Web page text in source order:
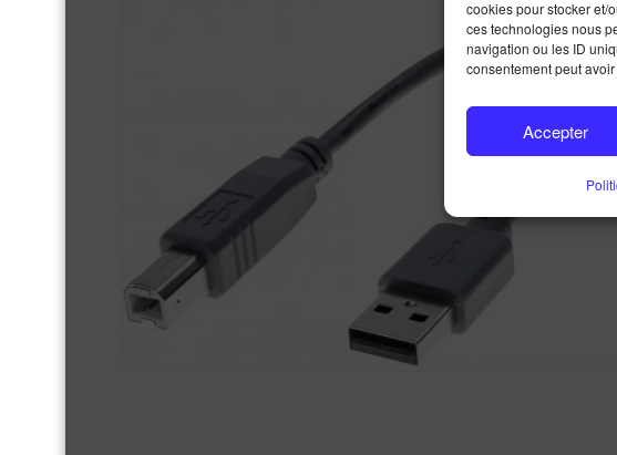
cookies pour stocker et/
ces technologies nous
navigation ou les ID
consentement peut
Accepter